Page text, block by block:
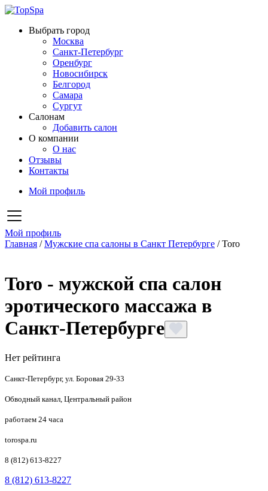
Выбрать город
Москва
Санкт-Петербург
Оренбург
Новосибирск
Белгород
Самара
Сургут
Салонам
Добавить салон
О компании
О нас
Отзывы
Контакты
Мой профиль
Мой профиль
Главная /Мужские спа салоны в Санкт Петербурге /Toro
Toro - мужской спа салон
эротического массажа в
Санкт-Петербурге
Нет рейтинга
Санкт-Петербург, ул. Боровая 29-33
Обводный канал, Центральный район
работаем 24 часа
torospa.ru
8 (812) 613-8227
8 (812) 613-8227